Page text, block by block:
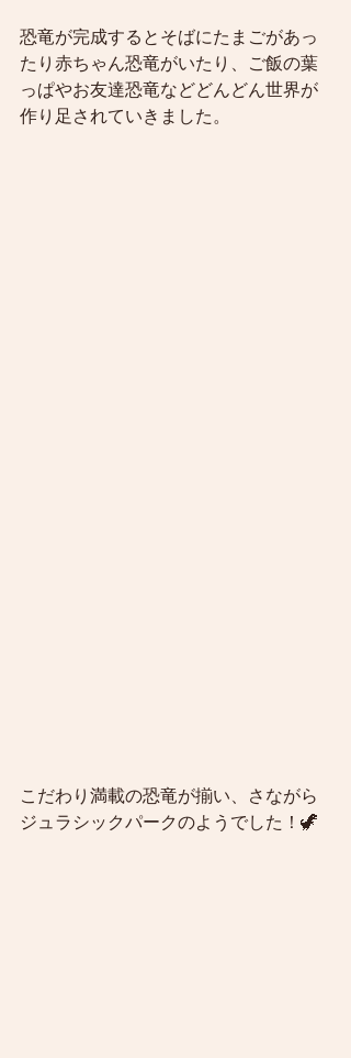
恐竜が完成するとそばにたまごがあっ
たり赤ちゃん恐竜がいたり、ご飯の葉
っぱやお友達恐竜などどんどん世界が
作り足されていきました。
こだわり満載の恐竜が揃い、さながら
ジュラシックパークのようでした！🦖